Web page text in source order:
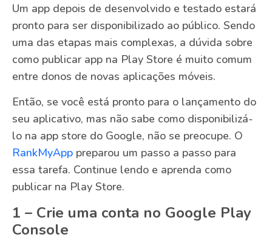
Um app depois de desenvolvido e testado estará
pronto para ser disponibilizado ao público. Sendo
uma das etapas mais complexas, a dúvida sobre
como publicar app na Play Store é muito comum
entre donos de novas aplicações móveis.
Então, se você está pronto para o lançamento do
seu aplicativo, mas não sabe como disponibilizá-
lo na app store do Google, não se preocupe. O
RankMyApp preparou um passo a passo para
essa tarefa. Continue lendo e aprenda como
publicar na Play Store.
1 – Crie uma conta no Google Play
Console